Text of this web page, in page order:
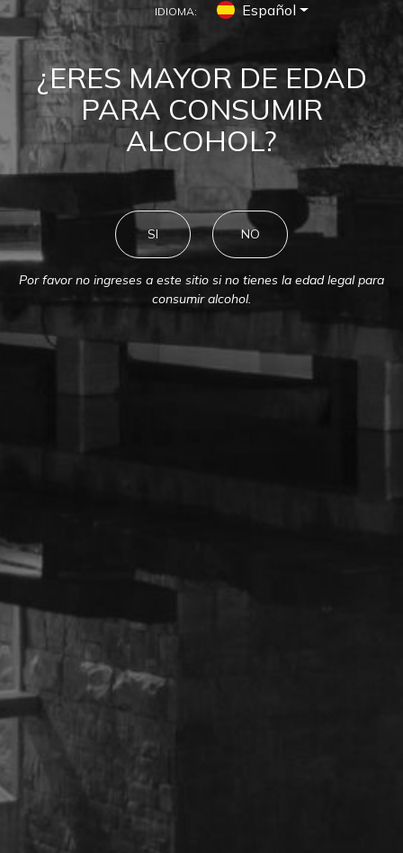
IDIOMA: Español
¿ERES MAYOR DE EDAD
PARA CONSUMIR
ALCOHOL?
SI NO
Por favor no ingreses a este sitio si no tienes la edad legal para
consumir alcohol.
BIBLIOTECA MONTES